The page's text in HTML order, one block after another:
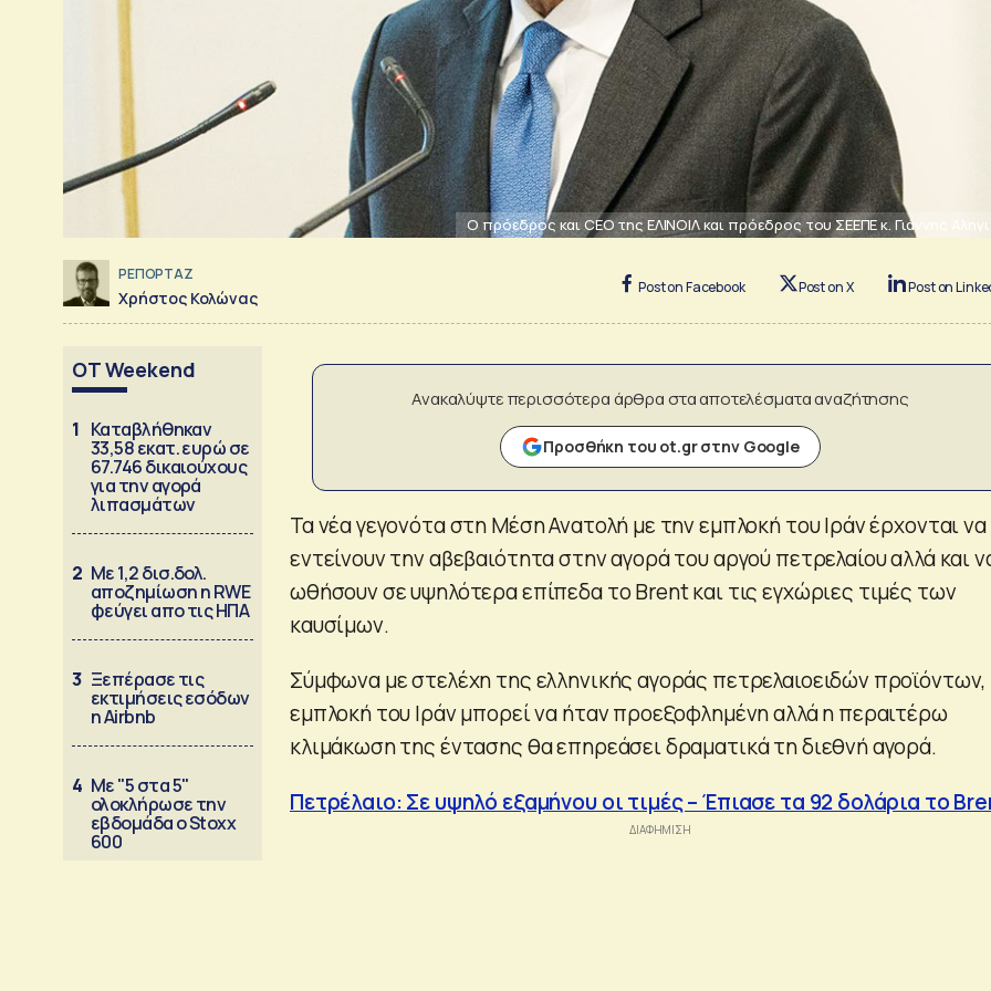
Ο πρόεδρος και CEO της ΕΛΙΝΟΙΛ και πρόεδρος του ΣΕΕΠΕ κ. Γιάννης
ΡΕΠΟΡΤΑΖ
Χρήστος Κολώνας
Post on Facebook Post on X Post on
OT Weekend
1 Καταβλήθηκαν
33,58 εκατ. ευρώ σε
67.746 δικαιούχους
για την αγορά
λιπασμάτων
2 Με 1,2 δισ.δολ.
αποζημίωση η RWE
φεύγει απο τις ΗΠΑ
3 Ξεπέρασε τις
εκτιμήσεις εσόδων
η Airbnb
4 Με "5 στα 5"
ολοκλήρωσε την
εβδομάδα ο Stoxx
600
Ανακαλύψτε περισσότερα άρθρα στα αποτελέσματα αναζήτησης
Προσθήκη του ot.gr στην Google
Τα νέα γεγονότα στη Μέση Ανατολή με την εμπλοκή του Ιράν έρχονται να
εντείνουν την αβεβαιότητα στην αγορά του αργού πετρελαίου αλλά και
ωθήσουν σε υψηλότερα επίπεδα το Brent και τις εγχώριες τιμές των
καυσίμων.
Σύμφωνα με στελέχη της ελληνικής αγοράς πετρελαιοειδών προϊόντων,
εμπλοκή του Ιράν μπορεί να ήταν προεξοφλημένη αλλά η περαιτέρω
κλιμάκωση της έντασης θα επηρεάσει δραματικά τη διεθνή αγορά.
Πετρέλαιο: Σε υψηλό εξαμήνου οι τιμές – Έπιασε τα 92 δολάρια το